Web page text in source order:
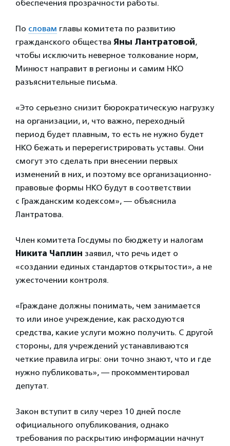
обеспечения прозрачности работы.
По словам главы комитета по развитию
гражданского общества Яны Лантратовой,
чтобы исключить неверное толкование норм,
Минюст направит в регионы и самим НКО
разъяснительные письма.
«Это серьезно снизит бюрократическую нагрузку
на организации, и, что важно, переходный
период будет плавным, то есть не нужно будет
НКО бежать и перерегистрировать уставы. Они
смогут это сделать при внесении первых
изменений в них, и поэтому все организационно-
правовые формы НКО будут в соответствии
с Гражданским кодексом», — объяснила
Лантратова.
Член комитета Госдумы по бюджету и налогам
Никита Чаплин заявил, что речь идет о
«создании единых стандартов открытости», а не
ужесточении контроля.
«Граждане должны понимать, чем занимается
то или иное учреждение, как расходуются
средства, какие услуги можно получить. С другой
стороны, для учреждений устанавливаются
четкие правила игры: они точно знают, что и где
нужно публиковать», — прокомментировал
депутат.
Закон вступит в силу через 10 дней после
официального опубликования, однако
требования по раскрытию информации начнут